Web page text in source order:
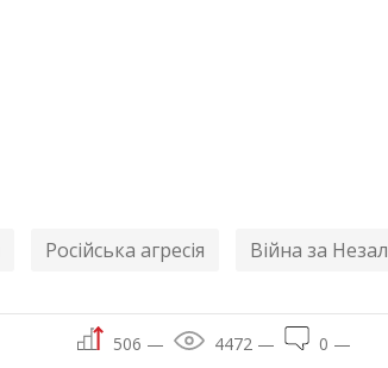
Російська агресія Війна за
506 — 4472 — 0 —